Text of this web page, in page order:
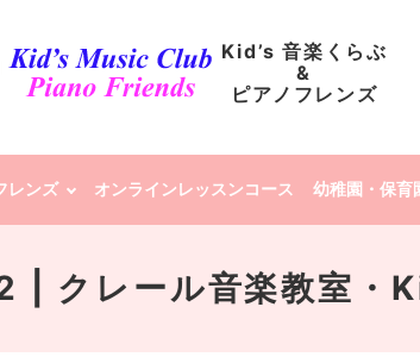
Kid’s 音楽くらぶ
&
ピアノフレンズ
レンズ オンラインレッスンコース 幼稚園・保育
レール音楽教室・